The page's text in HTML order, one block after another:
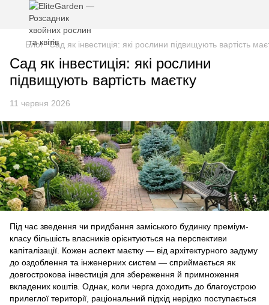
Блог Сад як інвестиція: які рослини підвищують вартість
Сад як інвестиція: які рослини
підвищують вартість маєтку
11 червня 2026
Під час зведення чи придбання заміського будинку преміум-
класу більшість власників орієнтуються на перспективи
капіталізації. Кожен аспект маєтку — від архітектурного задуму
до оздоблення та інженерних систем — сприймається як
довгострокова інвестиція для збереження й примноження
вкладених коштів. Однак, коли черга доходить до благоустрою
прилеглої території, раціональний підхід нерідко поступається